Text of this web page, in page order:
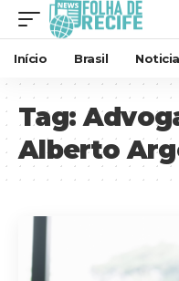
Início Brasil
Tag:
Alberto